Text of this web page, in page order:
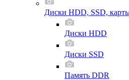
Диски HDD, SSD,
Диски HDD
Диски SSD
Память DDR